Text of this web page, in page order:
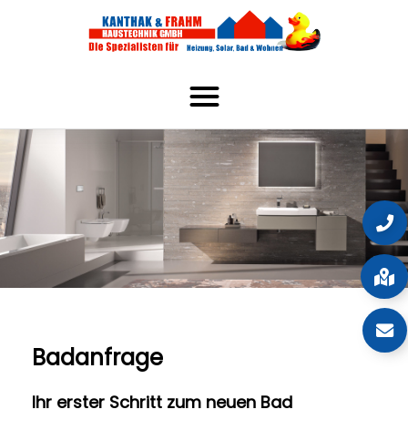
Badanfrage
Ihr erster Schritt zum neuen Bad